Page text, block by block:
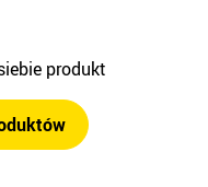
produkt